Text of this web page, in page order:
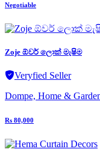
Negotiable
Zoje ඕවර් ලොක් මැෂිම
Veryfied Seller
Dompe, Home &
Rs 80,000